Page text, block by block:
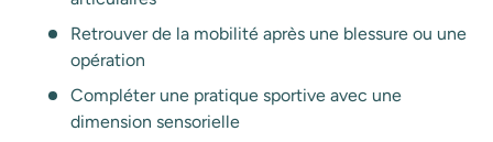
Retrouver de la mobilité après une blessure ou une
opération
Compléter une pratique sportive avec une
dimension sensorielle